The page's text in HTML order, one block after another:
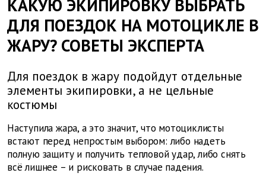
КАКУЮ ЭКИПИРОВКУ ВЫБРАТЬ
ДЛЯ ПОЕЗДОК НА МОТОЦИКЛЕ В
ЖАРУ? СОВЕТЫ ЭКСПЕРТА
Для поездок в жару подойдут отдельные
элементы экипировки, а не цельные
костюмы
Наступила жара, а это значит, что мотоциклисты
встают перед непростым выбором: либо надеть
полную защиту и получить тепловой удар, либо снять
всё лишнее – и рисковать в случае падения.